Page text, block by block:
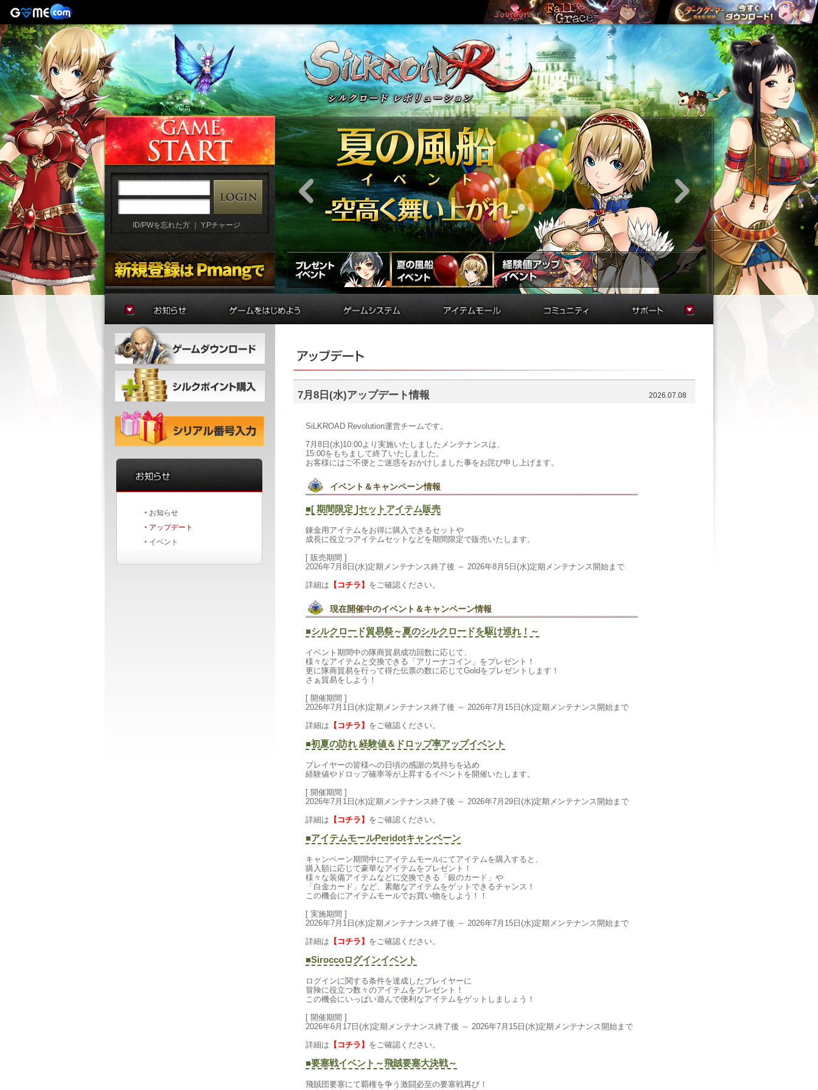
ID/PWを忘れた方｜ Y.Pチャージ
お知らせ
アップデート
イベント
ゲームの準備
はじめに
初心者ガイド
学院
バトルアリーナ
ダンジョン
要塞戦
購入履歴
連絡帳
・ お知らせ
・ アップデート
・ イベント
7月8日(水)アップデート情報 2026.07.08
SiLKROADRevolution運営チームです。
7月8日(水)10:00より実施いたしましたメンテナンスは、
15:00をもちまして終了いたしました。
お客様にはご不便とご迷惑をおかけしました事をお詫び申し上げます。
イベント＆キャンペーン情報
■[期間限定]セットアイテム販売
錬金用アイテムをお得に購入できるセットや
成長に役立つアイテムセットなどを期間限定で販売いたします。
[販売期間]
2026年7月8日(水)定期メンテナンス終了後～2026年8月5日(水)定期メンテナンス開始まで
詳細は 【コチラ】 をご確認ください。
現在開催中のイベント＆キャンペーン情報
■シルクロード貿易祭～夏のシルクロードを駆け巡れ！～
イベント期間中の隊商貿易成功回数に応じて、
様々なアイテムと交換できる「アリーナコイン」をプレゼント！
更に隊商貿易を行って得た伝票の数に応じてGoldをプレゼントします！
さぁ貿易をしよう！
[開催期間]
2026年7月1日(水)定期メンテナンス終了後～2026年7月15日(水)定期メンテナンス開始まで
詳細は 【コチラ】 をご確認ください。
■初夏の訪れ経験値＆ドロップ率アップイベント
プレイヤーの皆様への日頃の感謝の気持ちを込め
経験値やドロップ確率等が上昇するイベントを開催いたします。
[開催期間]
2026年7月1日(水)定期メンテナンス終了後～2026年7月29日(水)定期メンテナンス開始まで
詳細は 【コチラ】 をご確認ください。
■アイテムモールPeridotキャンペーン
キャンペーン期間中にアイテムモールにてアイテムを購入すると、
購入額に応じて豪華なアイテムをプレゼント！
様々な装備アイテムなどに交換できる「銀のカード」や
「白金カード」など、素敵なアイテムをゲットできるチャンス！
この機会にアイテムモールでお買い物をしよう！！
[実施期間]
2026年7月1日(水)定期メンテナンス終了後～2026年7月15日(水)定期メンテナンス開始まで
詳細は 【コチラ】 をご確認ください。
■Siroccoログインイベント
ログインに関する条件を達成したプレイヤーに
冒険に役立つ数々のアイテムをプレゼント！
この機会にいっぱい遊んで便利なアイテムをゲットしましょう！
[開催期間]
2026年6月17日(水)定期メンテナンス終了後～2026年7月15日(水)定期メンテナンス開始まで
詳細は 【コチラ】 をご確認ください。
■要塞戦イベント～飛賊要塞大決戦～
飛賊団要塞にて覇権を争う激闘必至の要塞戦再び！